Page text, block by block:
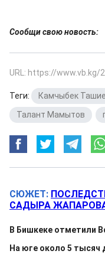
Сообщи свою новость:
URL: https://www.vb.kg/
Теги: Камчыбек
Талант Мамытов
СЮЖЕТ:
САДЫРА
В Бишкеке отметили
На юге около 5